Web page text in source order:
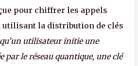
pour chiffrer les appels
utilisant la distribution de clés
utilisateur initie une
par le réseau quantique, une clé